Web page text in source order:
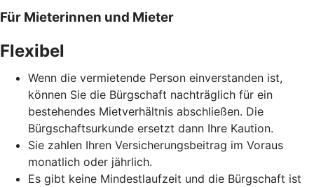
Für Mieterinnen und Mieter
Flexibel
Wenn die vermietende Person einverstanden ist,
können Sie die Bürgschaft nachträglich für ein
bestehendes Mietverhältnis abschließen. Die
Bürgschaftsurkunde ersetzt dann Ihre Kaution.
Sie zahlen Ihren Versicherungsbeitrag im Voraus
monatlich oder jährlich.
Es gibt keine Mindestlaufzeit und die Bürgschaft ist